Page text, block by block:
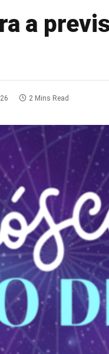
a
2 Mins Read